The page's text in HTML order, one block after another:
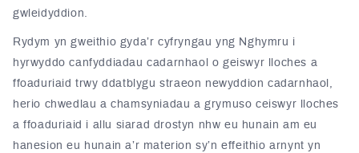
gwleidyddion.
Rydym yn gweithio gyda’r cyfryngau yng Nghymru i
hyrwyddo canfyddiadau cadarnhaol o geiswyr lloches a
ffoaduriaid trwy ddatblygu straeon newyddion cadarnhaol,
herio chwedlau a chamsyniadau a grymuso ceiswyr lloches
a ffoaduriaid i allu siarad drostyn nhw eu hunain am eu
hanesion eu hunain a’r materion sy’n effeithio arnynt yn